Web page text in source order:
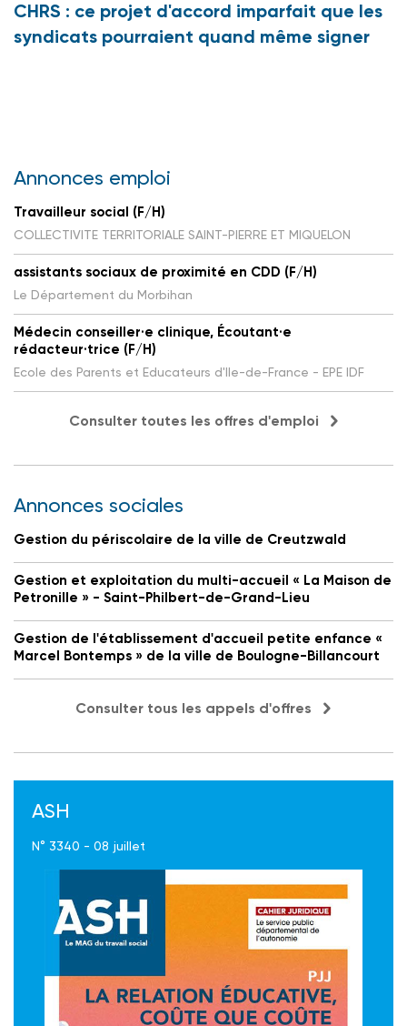
CHRS : ce projet d'accord imparfait que les
syndicats pourraient quand même signer
Annonces emploi
Travailleur social (F/H)
COLLECTIVITE TERRITORIALE SAINT-PIERRE ET MIQUELON
assistants sociaux de proximité en CDD (F/H)
Le Département du Morbihan
Médecin conseiller·e clinique, Écoutant·e
rédacteur·trice (F/H)
Ecole des Parents et Educateurs d'Ile-de-France - EPE IDF
Consulter toutes les offres d'emploi
Annonces sociales
Gestion du périscolaire de la ville de Creutzwald
Gestion et exploitation du multi-accueil « La Maison de
Petronille » - Saint-Philbert-de-Grand-Lieu
Gestion de l'établissement d'accueil petite enfance «
Marcel Bontemps » de la ville de Boulogne-Billancourt
Consulter tous les appels d'offres
ASH
N° 3340 - 08 juillet